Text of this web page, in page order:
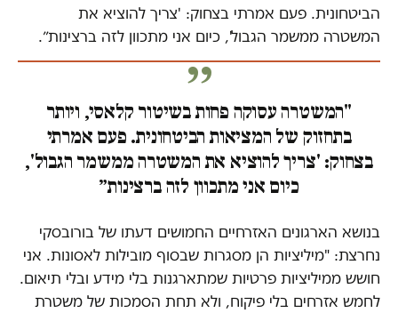
הביטחונית. פעם אמרתי בצחוק: 'צריך להוציא את
המשטרה ממשמר הגבול', כיום אני מתכוון לזה ברצינות״.
"המשטרה עסוקה פחות בשיטור קלאסי, ויותר
בתחזוק של המציאות הביטחונית. פעם אמרתי
בצחוק: 'צריך להוציא את המשטרה ממשמר הגבול',
כיום אני מתכוון לזה ברצינות״
בנושא הארגונים האזרחיים החמושים דעתו של בורובסקי
נחרצת: "מיליציות הן מסגרות שבסוף מובילות לאסונות. אני
חושש ממיליציות פרטיות שמתארגנות בלי מידע ובלי תיאום.
לחמש אזרחים בלי פיקוח, ולא תחת הסמכות של משטרת